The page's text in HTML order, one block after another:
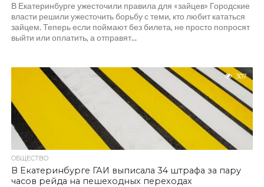
В Екатеринбурге ужесточили правила для «зайцев» Городские
власти решили ужесточить борьбу с теми, кто любит кататься
зайцем. Теперь если поймают без билета, не просто попросят
выйти или оплатить, а отправят...
307
ОБЩЕСТВО
В Екатеринбурге ГАИ выписала 34 штрафа за пару
часов рейда на пешеходных переходах